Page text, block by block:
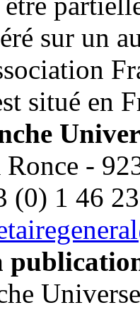
sur un
situé en
Ronce -
(0) 1 46